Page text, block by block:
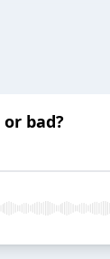
or bad?